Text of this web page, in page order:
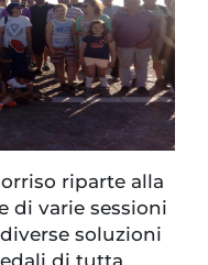
riparte alla
di varie sessioni
soluzioni